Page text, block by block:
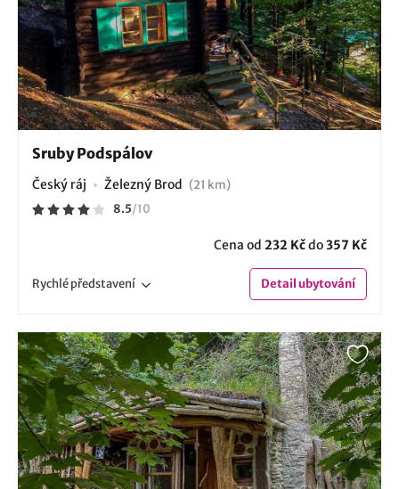
Sruby Podspálov
Český ráj Železný Brod (21 km)
8.5/10
Cena od 232 Kčdo357 Kč
Rychlépředstavení Detailubytování